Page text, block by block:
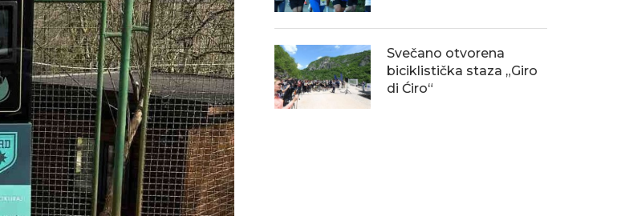
Svečano otvorena
biciklistička staza „Giro
di Ćiro“